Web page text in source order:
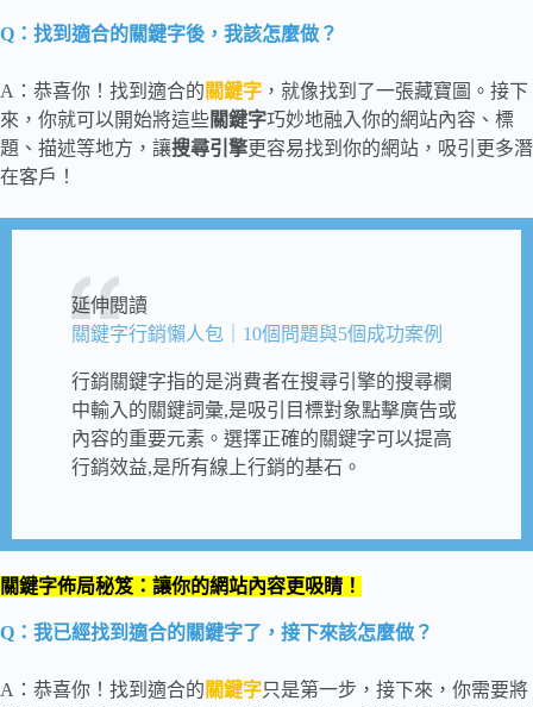
Q：找到適合的關鍵字後，我該怎麼做？
A：恭喜你！找到適合的 關鍵字 ，就像找到了一張藏寶圖。接下
來，你就可以開始將這些關鍵字巧妙地融入你的網站內容、標
題、描述等地方，讓搜尋引擎更容易找到你的網站，吸引更多潛
在客戶！
延伸閱讀
關鍵字行銷懶人包｜10個問題與5個成功案例
行銷關鍵字指的是消費者在搜尋引擎的搜尋欄
中輸入的關鍵詞彙,是吸引目標對象點擊廣告或
內容的重要元素。選擇正確的關鍵字可以提高
行銷效益,是所有線上行銷的基石。
關鍵字佈局秘笈：讓你的網站內容更吸睛！
Q：我已經找到適合的關鍵字了，接下來該怎麼做？
A：恭喜你！找到適合的 關鍵字只是第一步，接下來，你需要將